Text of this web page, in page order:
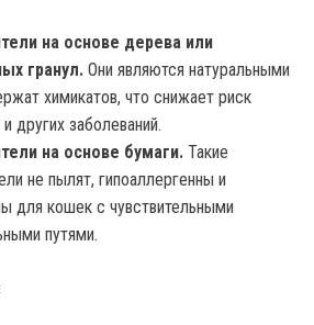
на основе дерева или
гранул. Они являются натуральными
химикатов, что снижает риск
других заболеваний.
на основе бумаги. Такие
не пылят, гипоаллергенны и
для кошек с чувствительными
путями.